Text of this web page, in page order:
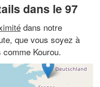
dans le 97
dans notre
que vous soyez à
Kourou.